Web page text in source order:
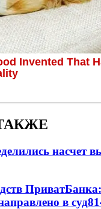
насчет
в суд